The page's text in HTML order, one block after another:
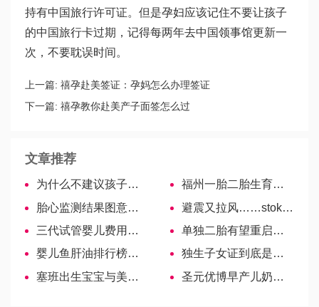
持有中国旅行许可证。但是孕妇应该记住不要让孩子
的中国旅行卡过期，记得每两年去中国领事馆更新一
次，不要耽误时间。
上一篇: 禧孕赴美签证：孕妈怎么办理签证
下一篇: 禧孕教你赴美产子面签怎么过
文章推荐
为什么不建议孩子穿别人的旧衣服？不妥的原因宝妈要知晓
福州一胎二胎生育津贴标准解读！
胎心监测结果图意义解读，怎么看、一高一低尽数知晓
避震又拉风……stokke婴儿车的5大好处
三代试管婴儿费用不便宜，2022国内各医院收费一表览
单独二胎有望重启，单独、再婚家庭需要材料各有不同
婴儿鱼肝油排行榜来啦！良心推荐十大品牌
独生子女证到底是什么样子的？什么颜色？有几本？
塞班出生宝宝与美国本土出生的宝宝护照有哪些区别
圣元优博早产儿奶粉解析，成分、价格…你想知道的这里都有